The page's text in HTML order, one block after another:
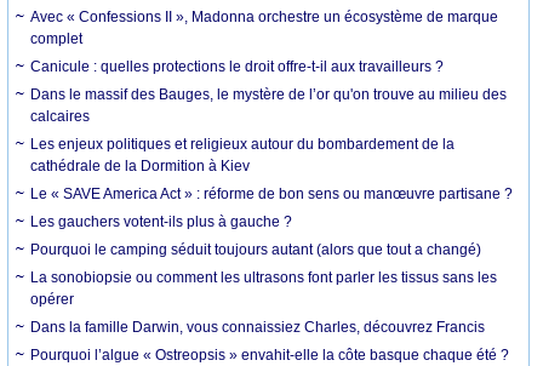
Avec « Confessions II », Madonna orchestre un écosystème de marque
complet
Canicule : quelles protections le droit offre-t-il aux travailleurs ?
Dans le massif des Bauges, le mystère de l’or qu'on trouve au milieu des
calcaires
Les enjeux politiques et religieux autour du bombardement de la
cathédrale de la Dormition à Kiev
Le « SAVE America Act » : réforme de bon sens ou manœuvre partisane ?
Les gauchers votent-ils plus à gauche ?
Pourquoi le camping séduit toujours autant (alors que tout a changé)
La sonobiopsie ou comment les ultrasons font parler les tissus sans les
opérer
Dans la famille Darwin, vous connaissiez Charles, découvrez Francis
Pourquoi l’algue « Ostreopsis » envahit-elle la côte basque chaque été ?